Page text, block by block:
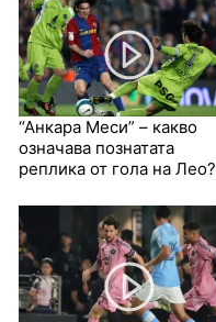
“Анкара Меси” – какво
означава познатата
реплика от гола на Лео?